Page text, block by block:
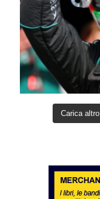
Carica altro